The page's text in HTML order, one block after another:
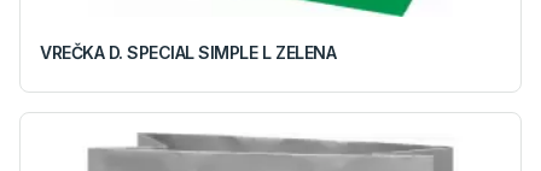
VREČKA D. SPECIAL SIMPLE L ZELENA